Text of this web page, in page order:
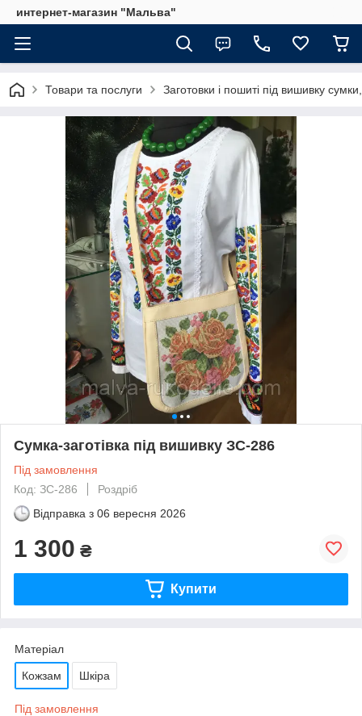
интернет-магазин "Мальва"
Товари та послуги Заготовки і пошиті під вишивку
Сумка-заготівка під вишивку ЗС-286
Під замовлення
Код: ЗС-286
Роздріб
Відправка з 06 вересня 2026
1 300 ₴
Купити
Матеріал
Кожзам Шкіра
Під замовлення